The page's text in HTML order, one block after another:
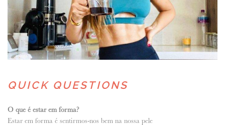
QUICK QUESTIONS
O que é estar em forma?
Estar em forma é sentirmos-nos bem na nossa pele